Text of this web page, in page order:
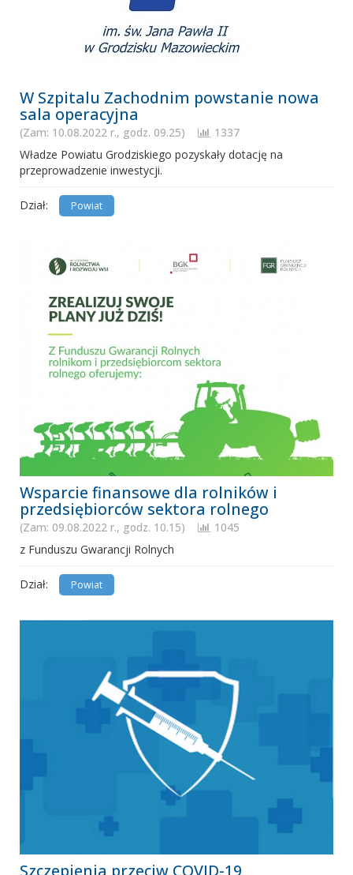
W Szpitalu Zachodnim powstanie nowa
sala operacyjna
(Zam: 10.08.2022 r., godz. 09.25)
1337
Władze Powiatu Grodziskiego pozyskały dotację na
przeprowadzenie inwestycji.
Dział: Powiat
Wsparcie finansowe dla rolników i
przedsiębiorców sektora rolnego
(Zam: 09.08.2022 r., godz. 10.15)
1045
z Funduszu Gwarancji Rolnych
Dział: Powiat
Szczepienia przeciw COVID-19